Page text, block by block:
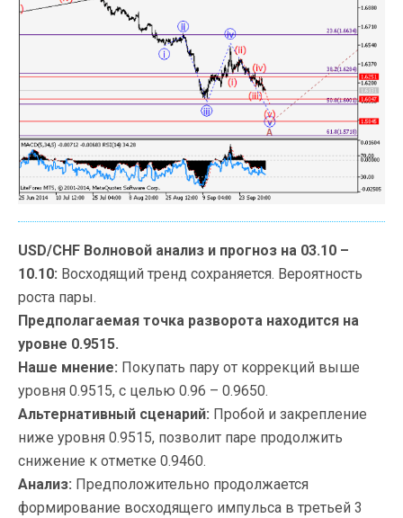
USD/CHF Волновой анализ и прогноз на 03.10 –
10.10: Восходящий тренд сохраняется. Вероятность
роста пары.
Предполагаемая точка разворота находится на
уровне 0.9515.
Наше мнение: Покупать пару от коррекций выше
уровня 0.9515, с целью 0.96 – 0.9650.
Альтернативный сценарий: Пробой и закрепление
ниже уровня 0.9515, позволит паре продолжить
снижение к отметке 0.9460.
Анализ: Предположительно продолжается
формирование восходящего импульса в третьей 3